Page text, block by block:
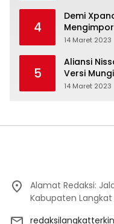
4
Demi
14 Maret 2023
5
Aliansi
Versi
14 Maret 2023
Alamat Redaksi:
Kabupaten Langkat